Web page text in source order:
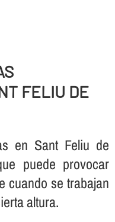
FELIU DE
en Sant Feliu de
puede provocar
cuando se trabajan
altura.